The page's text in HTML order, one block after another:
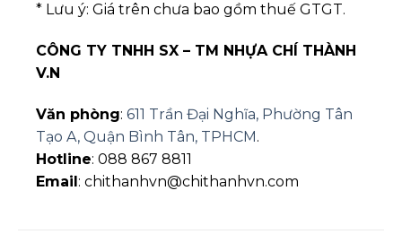
* Lưu ý: Giá trên chưa bao gồm thuế GTGT.
CÔNG TY TNHH SX – TM NHỰA CHÍ THÀNH
V.N
Văn phòng: 611 Trần Đại Nghĩa, Phường Tân
Tạo A, Quận Bình Tân, TPHCM.
Hotline: 088 867 8811
Email: chithanhvn@chithanhvn.com